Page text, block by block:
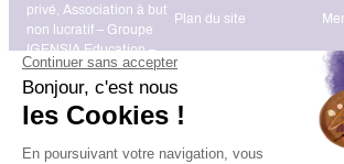
privé, Association à but
non lucratif – Groupe
IGENSIA Education –
Mise à jour site :
Janvier 2026
Plan du site
Charte des données